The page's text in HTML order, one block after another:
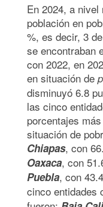
En 2024, a
población en
%, es decir, 3
se encontraban
con 2022, en
en situación de
disminuyó 6.8
las cinco
porcentajes
situación de
Chiapas, con
Oaxaca, con
Puebla, con
cinco entidades